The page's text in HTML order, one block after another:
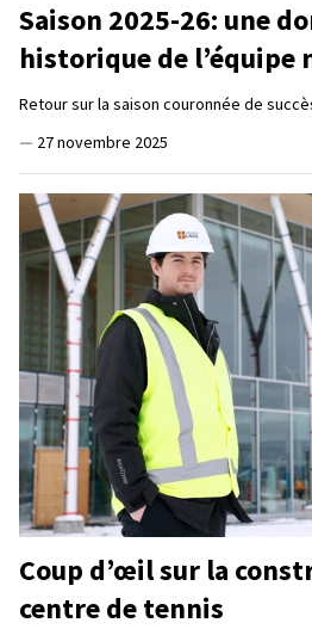
Saison 2025-26: une
historique de l’équipe
Retour sur la saison couronnée de
— 27 novembre 2025
Coup d’œil sur la
centre de tennis